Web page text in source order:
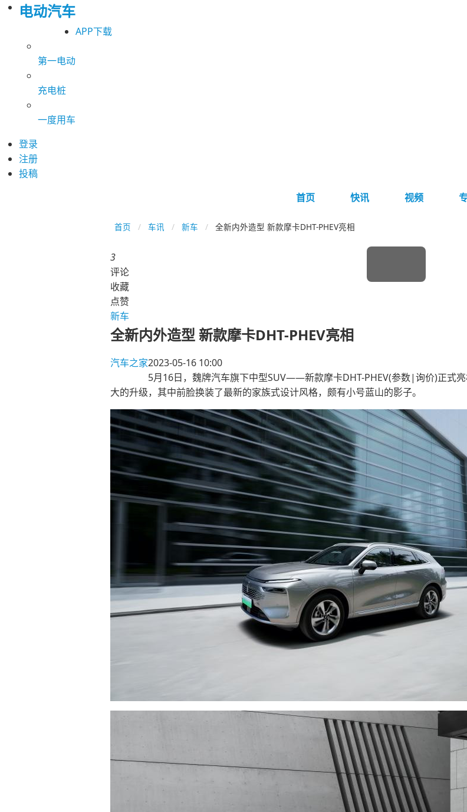
电动汽车
APP下载
第一电动
充电桩
一度用车
登录
注册
投稿
首页
快讯 视频
首页 车讯 新车 全新内外造型 新款摩卡DHT-PHEV亮相
3
评论
收藏
点赞
新车
全新内外造型 新款摩卡DHT-PHEV亮相
汽车之家2023-05-16 10:00
5月16日，魏牌汽车旗下中型SUV――新款摩卡DHT-PHEV(参数|询价)正式亮
大的升级，其中前脸换装了最新的家族式设计风格，颇有小号蓝山的影子。